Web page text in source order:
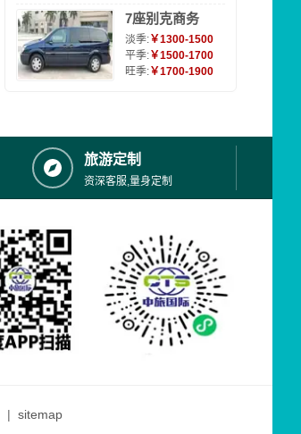
7座别克商务
淡季:￥1300-1500
平季:￥1500-1700
旺季:￥1700-1900
旅游定制
资深客服,量身定制
| sitemap